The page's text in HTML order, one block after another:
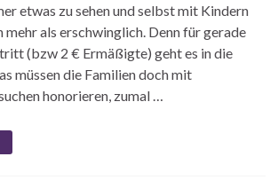
etwas zu sehen und selbst mit Kindern
mehr als erschwinglich. Denn für gerade
(bzw 2 € Ermäßigte) geht es in die
müssen die Familien doch mit
honorieren, zumal …